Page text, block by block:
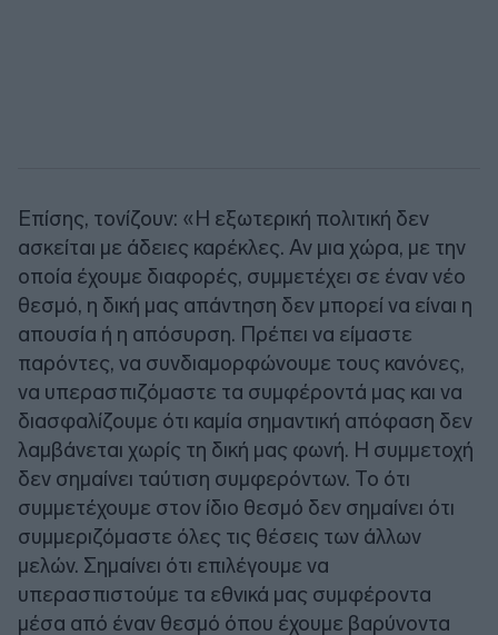
Επίσης, τονίζουν: «Η εξωτερική πολιτική δεν
ασκείται με άδειες καρέκλες. Αν μια χώρα, με την
οποία έχουμε διαφορές, συμμετέχει σε έναν νέο
θεσμό, η δική μας απάντηση δεν μπορεί να είναι η
απουσία ή η απόσυρση. Πρέπει να είμαστε
παρόντες, να συνδιαμορφώνουμε τους κανόνες,
να υπερασπιζόμαστε τα συμφέροντά μας και να
διασφαλίζουμε ότι καμία σημαντική απόφαση δεν
λαμβάνεται χωρίς τη δική μας φωνή. Η συμμετοχή
δεν σημαίνει ταύτιση συμφερόντων. Το ότι
συμμετέχουμε στον ίδιο θεσμό δεν σημαίνει ότι
συμμεριζόμαστε όλες τις θέσεις των άλλων
μελών. Σημαίνει ότι επιλέγουμε να
υπερασπιστούμε τα εθνικά μας συμφέροντα
μέσα από έναν θεσμό όπου έχουμε βαρύνοντα